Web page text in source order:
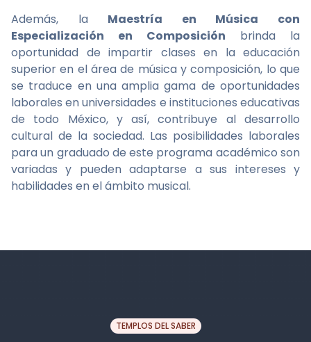
Además, la Maestría en Música con
Especialización en Composición brinda la
oportunidad de impartir clases en la educación
superior en el área de música y composición, lo que
se traduce en una amplia gama de oportunidades
laborales en universidades e instituciones educativas
de todo México, y así, contribuye al desarrollo
cultural de la sociedad. Las posibilidades laborales
para un graduado de este programa académico son
variadas y pueden adaptarse a sus intereses y
habilidades en el ámbito musical.
TEMPLOS DEL SABER